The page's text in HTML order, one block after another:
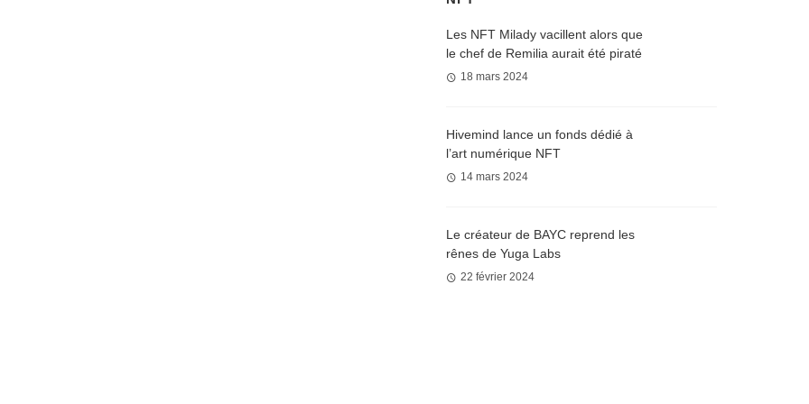
Les NFT Milady vacillent alors que
le chef de Remilia aurait été piraté
18 mars 2024
Hivemind lance un fonds dédié à
l’art numérique NFT
14 mars 2024
Le créateur de BAYC reprend les
rênes de Yuga Labs
22 février 2024